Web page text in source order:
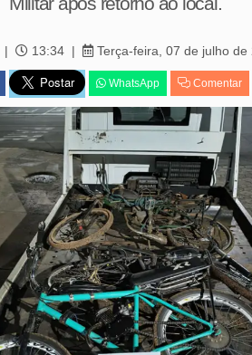
13:34 Terça-feira, 07 de julho de
WhatsApp Comentar